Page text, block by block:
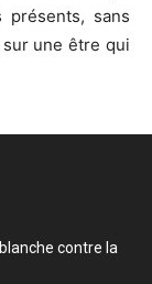
présents, sans
sur une être qui
contre la